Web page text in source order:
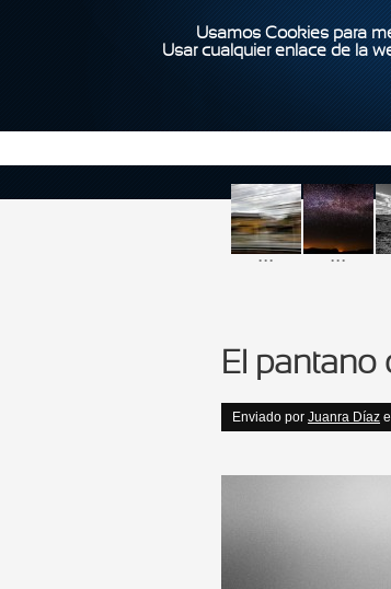
Usamos Cookies para
Usar cualquier enlace de la
... ...
El pantano
Enviado por Juanra Díaz